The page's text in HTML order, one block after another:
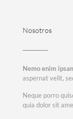
Nosotros
Nemo enim
aspernat velit,
Neque porro
quia dolor sit